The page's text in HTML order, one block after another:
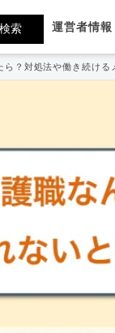
運営者情報
？対処法や働き続ける